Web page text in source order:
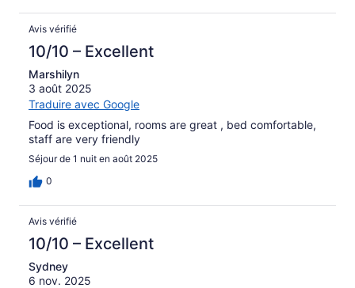
Avis vérifié
10/10 – Excellent
Marshilyn
3 août 2025
Traduire avec Google
Food is exceptional, rooms are great , bed comfortable,
staff are very friendly
Séjour de 1 nuit en août 2025
0
Avis vérifié
10/10 – Excellent
Sydney
6 nov. 2025